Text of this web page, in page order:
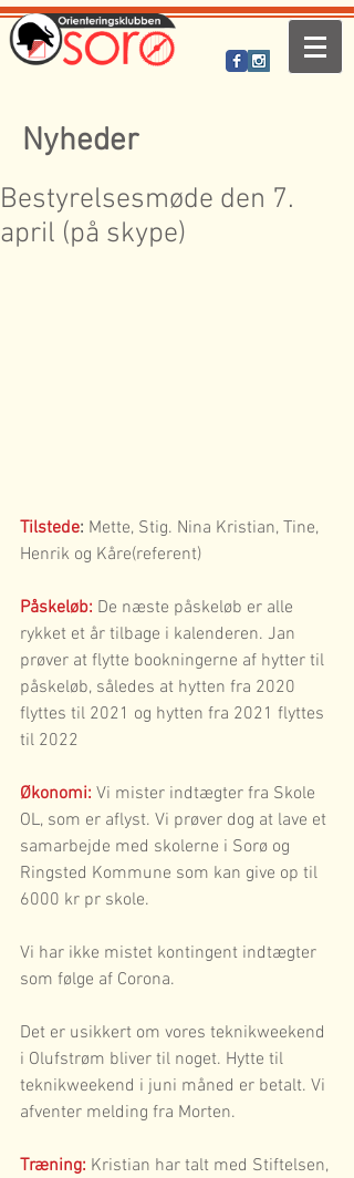
Nyheder
Bestyrelsesmøde den 7.
april (på skype)
Tilstede: Mette, Stig. Nina Kristian, Tine,
Henrik og Kåre(referent)
Påskeløb: De næste påskeløb er alle
rykket et år tilbage i kalenderen. Jan
prøver at flytte bookningerne af hytter til
påskeløb, således at hytten fra 2020
flyttes til 2021 og hytten fra 2021 flyttes
til 2022
Økonomi: Vi mister indtægter fra Skole
OL, som er aflyst. Vi prøver dog at lave et
samarbejde med skolerne i Sorø og
Ringsted Kommune som kan give op til
6000 kr pr skole.
Vi har ikke mistet kontingent indtægter
som følge af Corona.
Det er usikkert om vores teknikweekend
i Olufstrøm bliver til noget. Hytte til
teknikweekend i juni måned er betalt. Vi
afventer melding fra Morten.
Træning: Kristian har talt med Stiftelsen,